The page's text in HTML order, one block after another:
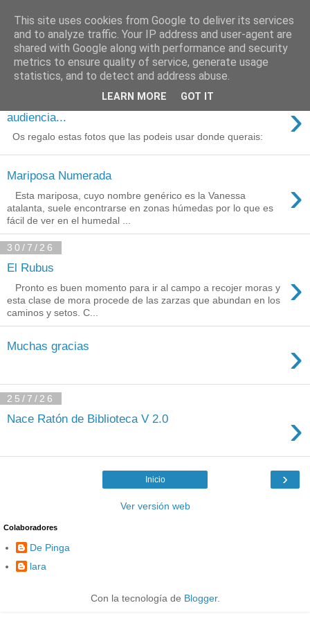
Está de pinga
3/8/26
Agradecimientos a Ares por su
audiencia...
›
Os regalo estas fotos que las podeis usar donde querais:
Mariposa Numerada ›
Esta mariposa, cuyo nombre genérico es la Vanessa
atalanta, suele encontrarse en zonas húmedas por lo que es
fácil de ver en el humedal ...
30/7/26
El Rubus ›
Pronto es buen momento para ir al campo a recojer moras y
esta clase de mora procede de las zarzas que abundan en los
caminos y setos. C...
Muchas gracias ›
25/7/26
Nace Ratón de Biblioteca V 2.0 ›
›
Inicio
Ver versión web
Colaboradores
De Pinga
lara
Con la tecnología de Blogger.
This site uses cookies from Google to deliver its services
and to analyze traffic. Your IP address and user-agent are
shared with Google along with performance and security
metrics to ensure quality of service, generate usage
statistics, and to detect and address abuse.
LEARN MORE GOT IT